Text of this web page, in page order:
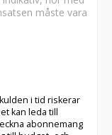
måste vara
i tid riskerar
kan leda till
abonnemang